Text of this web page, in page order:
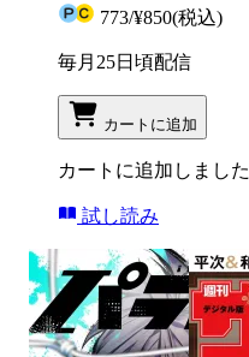
773/¥850(税込)
毎月25日頃配信
カートに追加
カートに追加しました
試し読み